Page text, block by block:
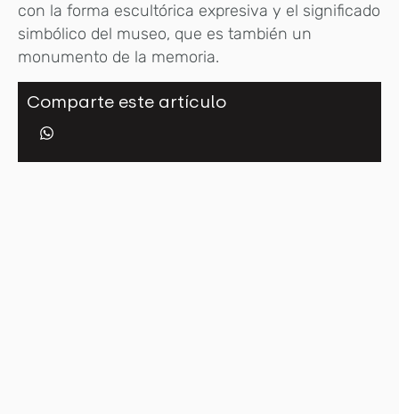
con la forma escultórica expresiva y el significado
simbólico del museo, que es también un
monumento de la memoria.
Comparte este artículo